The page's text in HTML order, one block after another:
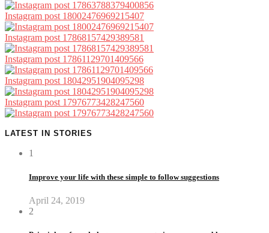
Instagram post 18002476969215407
Instagram post 17868157429389581
Instagram post 17861129701409566
Instagram post 18042951904095298
Instagram post 17976773428247560
LATEST IN STORIES
1
Improve your life with these simple to follow suggestions
April 24, 2019
2